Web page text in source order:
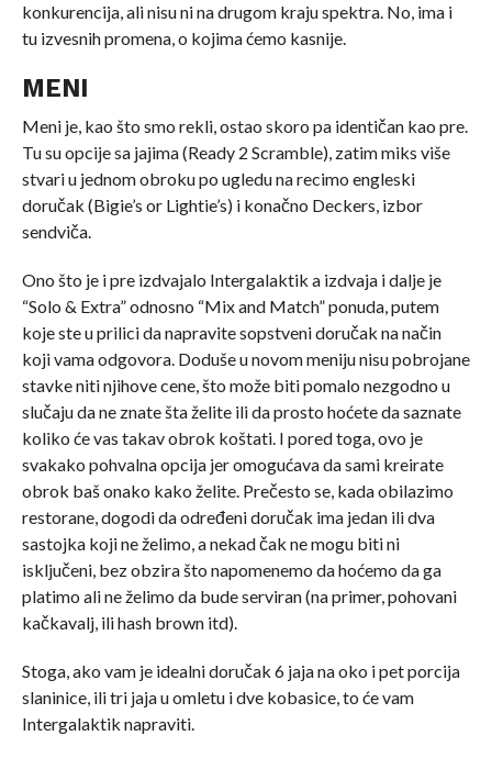
konkurencija, ali nisu ni na drugom kraju spektra. No, ima i
tu izvesnih promena, o kojima ćemo kasnije.
MENI
Meni je, kao što smo rekli, ostao skoro pa identičan kao pre.
Tu su opcije sa jajima (Ready 2 Scramble), zatim miks više
stvari u jednom obroku po ugledu na recimo engleski
doručak (Bigie’s or Lightie’s) i konačno Deckers, izbor
sendviča.
Ono što je i pre izdvajalo Intergalaktik a izdvaja i dalje je
“Solo & Extra” odnosno “Mix and Match” ponuda, putem
koje ste u prilici da napravite sopstveni doručak na način
koji vama odgovora. Doduše u novom meniju nisu pobrojane
stavke niti njihove cene, što može biti pomalo nezgodno u
slučaju da ne znate šta želite ili da prosto hoćete da saznate
koliko će vas takav obrok koštati. I pored toga, ovo je
svakako pohvalna opcija jer omogućava da sami kreirate
obrok baš onako kako želite. Prečesto se, kada obilazimo
restorane, dogodi da određeni doručak ima jedan ili dva
sastojka koji ne želimo, a nekad čak ne mogu biti ni
isključeni, bez obzira što napomenemo da hoćemo da ga
platimo ali ne želimo da bude serviran (na primer, pohovani
kačkavalj, ili hash brown itd).
Stoga, ako vam je idealni doručak 6 jaja na oko i pet porcija
slaninice, ili tri jaja u omletu i dve kobasice, to će vam
Intergalaktik napraviti.